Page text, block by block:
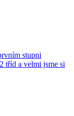
stupni
tříd a velmi jsme si